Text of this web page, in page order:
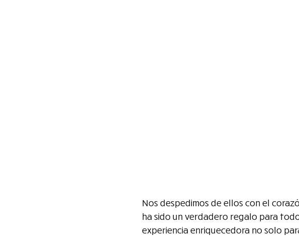
Nos despedimos de ellos con el
ha sido un verdadero regalo para
experiencia enriquecedora no solo